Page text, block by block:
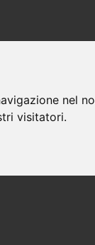
nel
visitatori.